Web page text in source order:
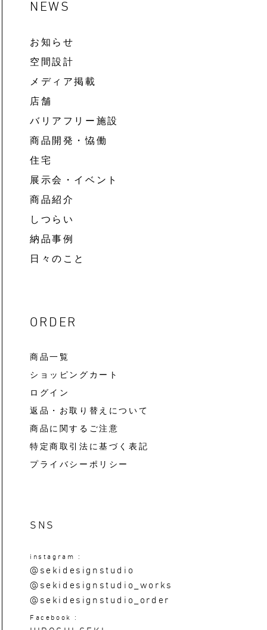
NEWS
お知らせ
空間設計
メディア掲載
店舗
バリアフリー施設
商品開発・恊働
住宅
展示会・イベント
商品紹介
しつらい
納品事例
日々のこと
ORDER
商品一覧
ショッピングカート
ログイン
返品・お取り替えについて
商品に関するご注意
特定商取引法に基づく表記
プライバシーポリシー
SNS
instagram :
@sekidesignstudio
@sekidesignstudio_works
@sekidesignstudio_order
Facebook :